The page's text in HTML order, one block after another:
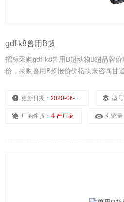
gdf-k8兽用B超
招标采购gdf-k8兽用B超动物B超品牌
价，采购兽用B超报价价格快来咨询甘
更新日期：2020-06-18 型号
厂商性质：生产厂家 浏览量